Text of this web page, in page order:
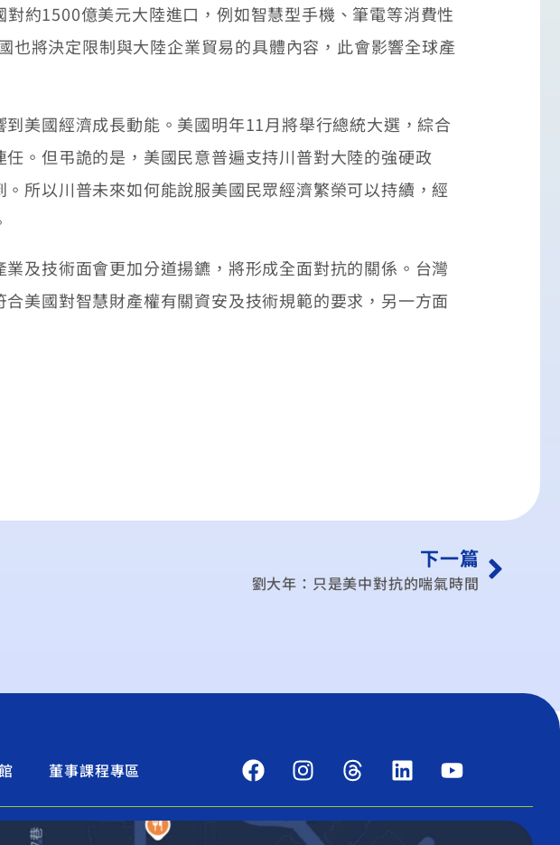
約1500億美元大陸進口，例如智慧型手機、筆電等消費性
將決定限制與大陸企業貿易的具體內容，此會影響全球產
國經濟成長動能。美國明年11月將舉行總統大選，綜合
。但弔詭的是，美國民意普遍支持川普對大陸的強硬政
所以川普未來如何能說服美國民眾經濟繁榮可以持續，經
技術面會更加分道揚鑣，將形成全面對抗的關係。台灣
美國對智慧財產權有關資安及技術規範的要求，另一方面
下一篇
劉大年：只是美中對抗的喘氣時間
董事課程專區